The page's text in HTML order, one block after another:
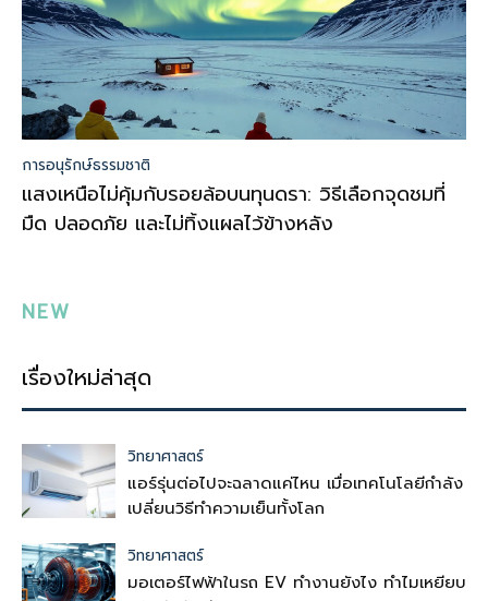
การอนุรักษ์ธรรมชาติ
แสงเหนือไม่คุ้มกับรอยล้อบนทุนดรา: วิธีเลือกจุดชมที่
มืด ปลอดภัย และไม่ทิ้งแผลไว้ข้างหลัง
NEW
เรื่องใหม่ล่าสุด
วิทยาศาสตร์
แอร์รุ่นต่อไปจะฉลาดแค่ไหน เมื่อเทคโนโลยีกำลัง
เปลี่ยนวิธีทำความเย็นทั้งโลก
วิทยาศาสตร์
มอเตอร์ไฟฟ้าในรถ EV ทำงานยังไง ทำไมเหยียบ